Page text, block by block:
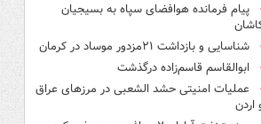
پیام فرمانده هوافضای سپاه به بسیجیان
شناسایی و بازداشت ۲۱مزدور موساد در کرمان
ابوالقاسم قاسم‌زاده درگذشت
عملیات امنیتی حشد الشعبی در مرزهای عراق
اردن